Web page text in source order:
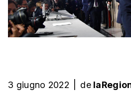
3 giugno 2022 de